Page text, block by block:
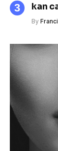
kan
By